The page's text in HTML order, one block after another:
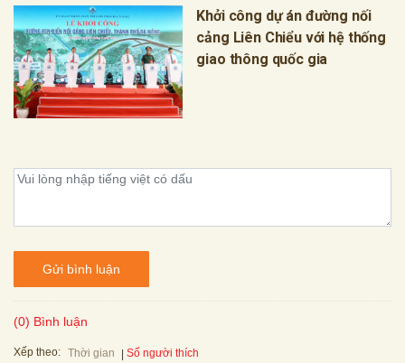
Khởi công dự án đường nối
cảng Liên Chiểu với hệ thống
giao thông quốc gia
Gửi bình luận
(0) Bình luận
Xếp theo: Thời gian Số người thích